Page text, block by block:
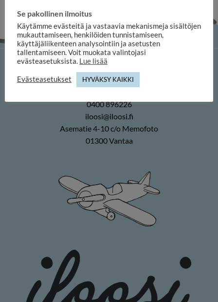
0400 896226
iloosi@iloosi.fi
Asematie 4-10 c/o Memofoto
01300 Vantaa
Se pakollinen ilmoitus
Käytämme evästeitä ja vastaavia mekanismeja sisältöjen
mukauttamiseen, henkilöiden tunnistamiseen,
käyttäjäliikenteen analysointiin ja asetusten
tallentamiseen. Voit muokata valintojasi
evästeasetuksista. Lue lisää
Evästeasetukset HYVÄKSY KAIKKI